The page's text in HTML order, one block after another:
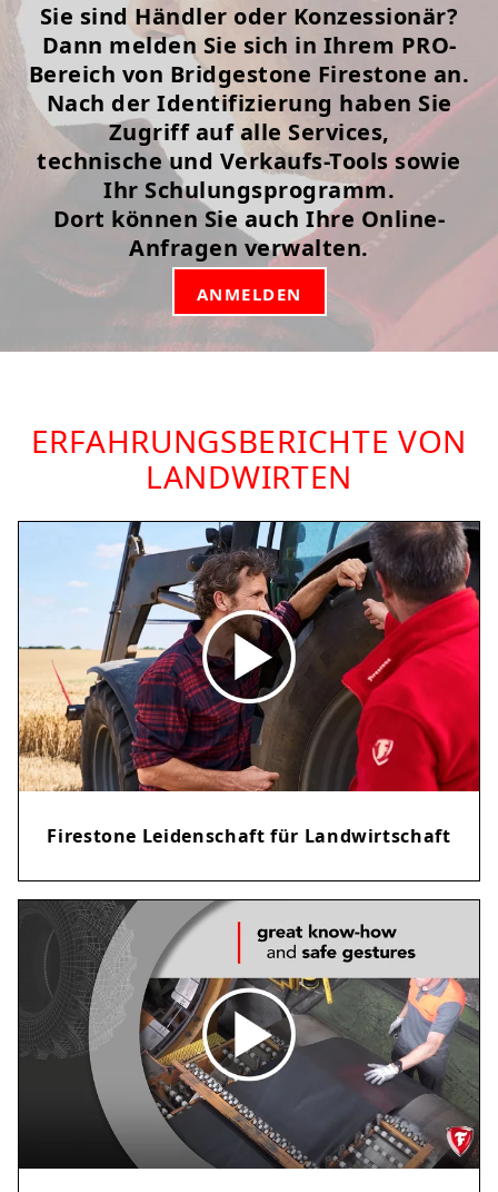
Sie sind Händler oder Konzessionär?
Dann melden Sie sich in Ihrem PRO-
Bereich von Bridgestone Firestone an.
Nach der Identifizierung haben Sie
Zugriff auf alle Services,
technische und Verkaufs-Tools sowie
Ihr Schulungsprogramm.
Dort können Sie auch Ihre Online-
Anfragen verwalten.
ANMELDEN
ERFAHRUNGSBERICHTE VON
LANDWIRTEN
Firestone Leidenschaft für Landwirtschaft